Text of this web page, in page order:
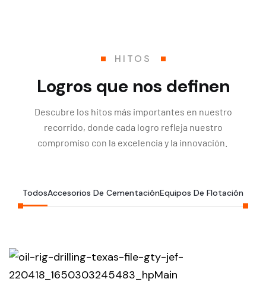
HITOS
Logros que nos definen
Descubre los hitos más importantes en nuestro
recorrido, donde cada logro refleja nuestro
compromiso con la excelencia y la innovación.
TodosAccesorios De CementaciónEquipos De Flotación